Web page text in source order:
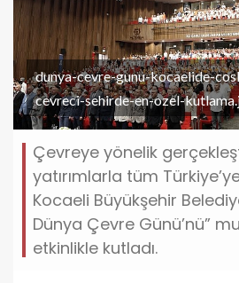
dunya-cevre-gunu-kocaelide-
cevreci-sehirde-en-ozel-
Çevreye yönelik
yatırımlarla tüm
Kocaeli Büyükşehir
Dünya Çevre Günü’nü”
etkinlikle kutladı.